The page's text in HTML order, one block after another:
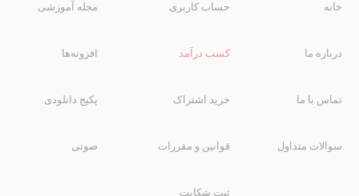
خانه
درباره ما
تماس با ما
سوالات متداول
حساب کاربری
کسب درآمد
خرید اشتراک
قوانین و مقررات
ثبت شکایت
مجله آموزشی
افزونه‌ها
پکیج دانلودی
صوتی